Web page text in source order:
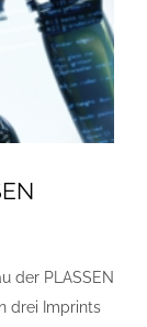
der PLASSEN
drei Imprints